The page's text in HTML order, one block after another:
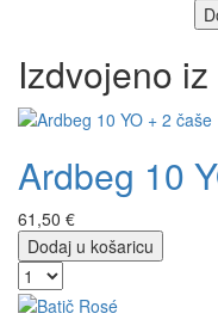
Izdvojeno
Ardbeg 10
61,50 €
Dodaj u košaricu